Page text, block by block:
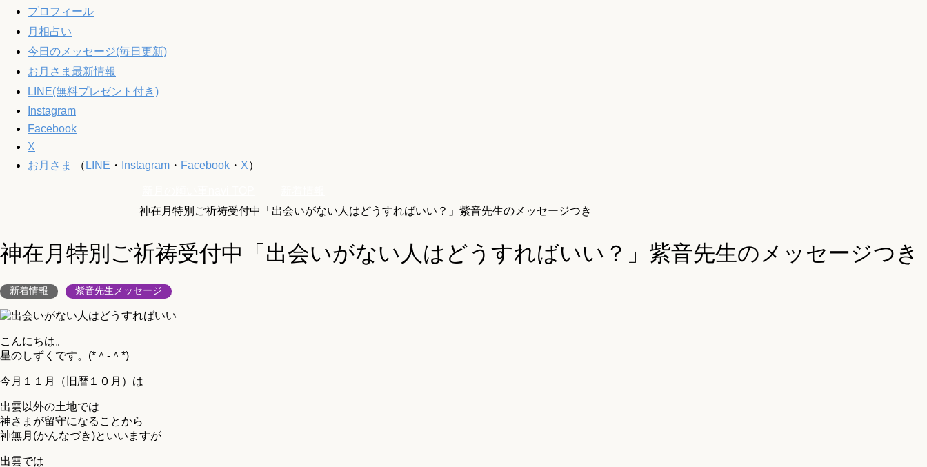
プロフィール
月相占い
今日のメッセージ(毎日更新)
お月さま最新情報
LINE(無料プレゼント付き)
Instagram
Facebook
X
お月さま
（ LINE ・ Instagram ・ Facebook ・ X）
神在月特別ご祈祷受付中「出会いがない人はどうすればいい？」紫音先生のメッセージつき
神在月特別ご祈祷受付中「出会いがない人はどうすればいい？」紫音先生のメッセージつき
新着情報 紫音先生メッセージ
こんにちは。
星のしずくです。(*＾-＾*)
今月１１月（旧暦１０月）は
出雲以外の土地では
神さまが留守になることから
神無月(かんなづき)といいますが
出雲では